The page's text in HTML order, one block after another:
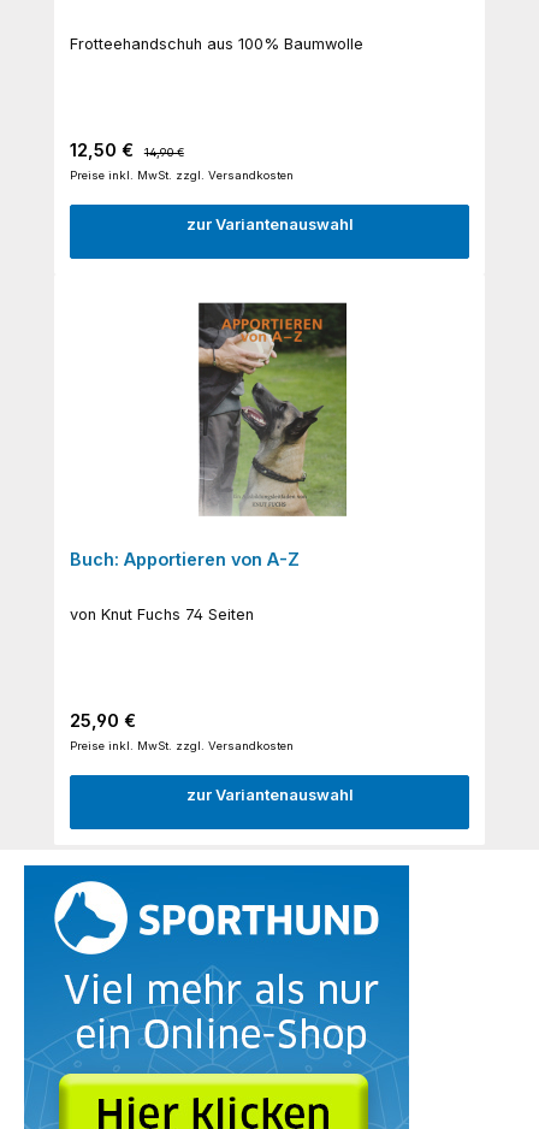
Frotteehandschuh aus 100% Baumwolle
Verkaufspreis:
12,50 €
14,90 €
Preise inkl. MwSt. zzgl. Versandkosten
zur Variantenauswahl
Buch: Apportieren von A-Z
von Knut Fuchs 74 Seiten
Regulärer Preis:
25,90 €
Preise inkl. MwSt. zzgl. Versandkosten
zur Variantenauswahl